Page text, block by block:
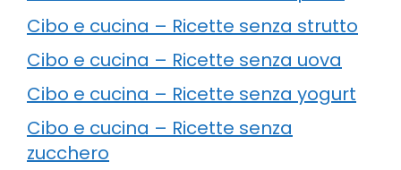
Cibo e cucina – Ricette senza strutto
Cibo e cucina – Ricette senza uova
Cibo e cucina – Ricette senza yogurt
Cibo e cucina – Ricette senza
zucchero